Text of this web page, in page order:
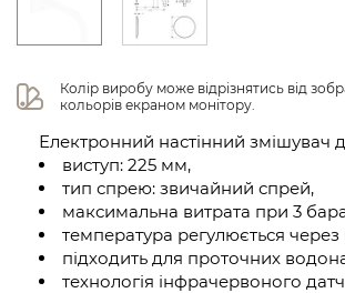
Колір виробу може відрізнятись від
кольорів екраном монітору.
Електронний настінний
виступ: 225 мм,
тип спрею: звичайний спрей,
максимальна витрата при 3
температура регулюється
підходить для проточних
технологія інфрачервоного